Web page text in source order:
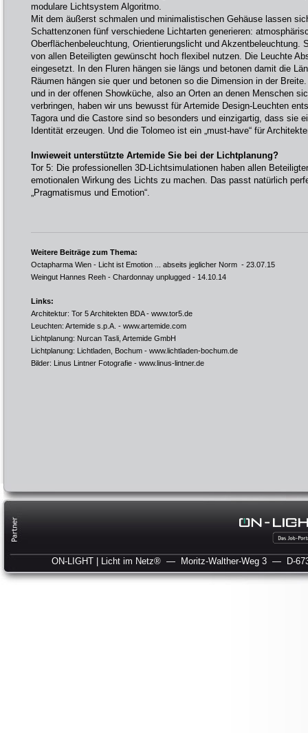
modulare Lichtsystem Algoritmo.
Mit dem äußerst schmalen und minimalistischen Gehäuse lassen
Schattenzonen fünf verschiedene Lichtarten generieren:
Oberflächenbeleuchtung, Orientierungslicht und Akzentbeleuchtung.
von allen Beteiligten gewünscht hoch flexibel nutzen. Die Leuchte
eingesetzt. In den Fluren hängen sie längs und betonen damit die
Räumen hängen sie quer und betonen so die Dimension in der
und in der offenen Showküche, also an Orten an denen Menschen
verbringen, haben wir uns bewusst für Artemide Design-Leuchten
Tagora und die Castore sind so besonders und einzigartig, dass sie
Identität erzeugen. Und die Tolomeo ist ein „must-have“ für
Inwieweit unterstützte Artemide Sie bei der Lichtplanung?
Tor 5: Die professionellen 3D-Lichtsimulationen haben allen
emotionalen Wirkung des Lichts zu machen. Das passt natürlich
„Pragmatismus und Emotion“.
Weitere Beiträge zum Thema:
Octapharma Wien - Licht ist Emotion ... abseits jeglicher Norm - 23.07.15
Weingut Hannes Reeh - Chardonnay unplugged - 14.10.14
Links:
Architektur: Tor 5 Architekten BDA - www.tor5.de
Leuchten: Artemide s.p.A. - www.artemide.com
Lichtplanung: Nurcan Tasli, Artemide GmbH
Lichtplanung: Lichtladen, Bochum - www.lichtladen-bochum.de
Bilder: Linus Lintner Fotografie - www.linus-lintner.de
ON-LIGHT | Licht im Netz® — Moritz-Walther-Weg 3 — D-